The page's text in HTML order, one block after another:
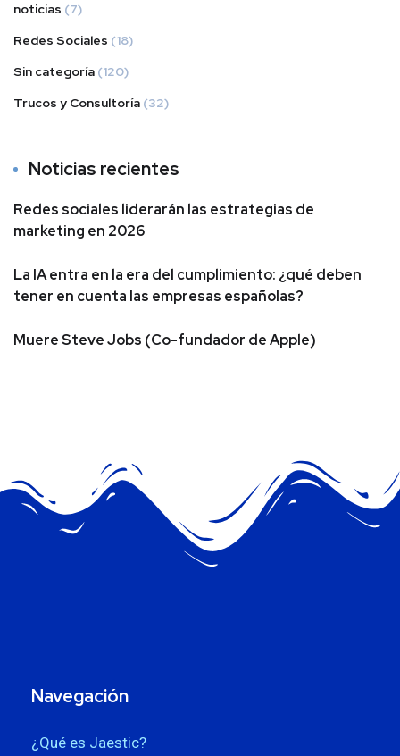
noticias (7)
Redes Sociales (18)
Sin categoría (120)
Trucos y Consultoría (32)
Noticias recientes
Redes sociales liderarán las estrategias de
marketing en 2026
La IA entra en la era del cumplimiento: ¿qué deben
tener en cuenta las empresas españolas?
Muere Steve Jobs (Co-fundador de Apple)
Navegación
¿Qué es Jaestic?